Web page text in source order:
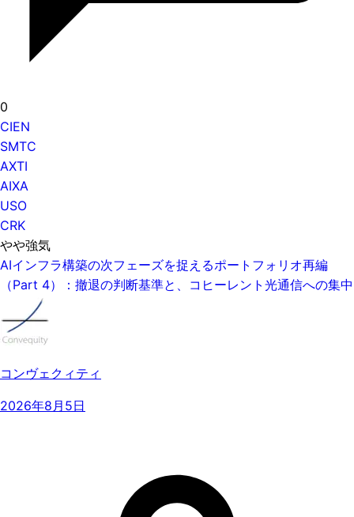
0
CIEN
SMTC
AXTI
AIXA
USO
CRK
やや強気
AIインフラ構築の次フェーズを捉えるポートフォリオ再編
（Part 4）：撤退の判断基準と、コヒーレント光通信への集中
コンヴェクィティ
2026年8月5日